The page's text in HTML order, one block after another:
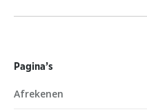
Pagina’s
Afrekenen